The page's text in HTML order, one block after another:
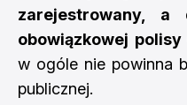
zarejestrowany,
obowiązkowej polisy
w ogóle nie powinna
publicznej.